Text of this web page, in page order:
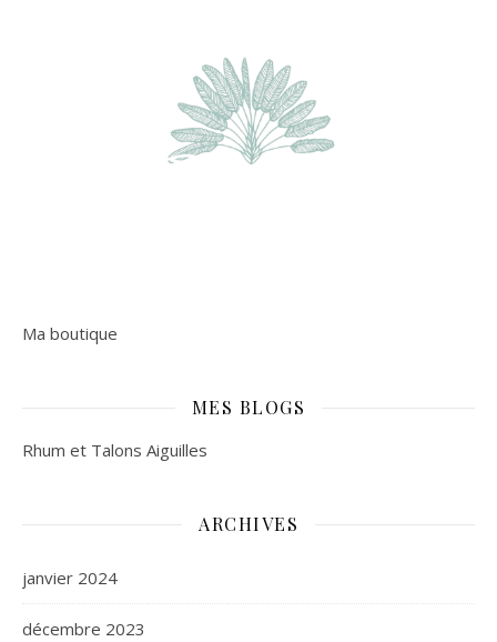
Ma boutique
MES BLOGS
Rhum et Talons Aiguilles
ARCHIVES
janvier 2024
décembre 2023